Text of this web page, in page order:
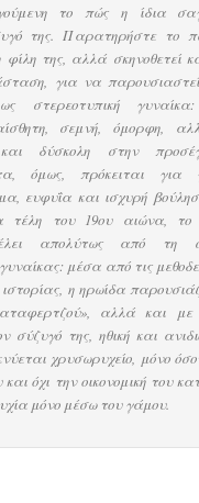
το πώς η ίδια
της. Παρατηρήστε το
φίλη της, αλλά σκηνοθετεί
για να
στερεοτυπική γυναίκα:
σεμνή, όμορφη,
και δύσκολη στην
όμως, πρόκειται για
ευφυΐα και ισχυρή
τέλη του 19ου αιώνα, το
απολύτως από τη
μέσα από τις
ιστορίας, η ηρωίδα
αλλά και με
σύζυγό της, ηθική και
χρυσωρυχείο, μόνο
όχι την οικονομική του
μόνο μέσω του γάμου.